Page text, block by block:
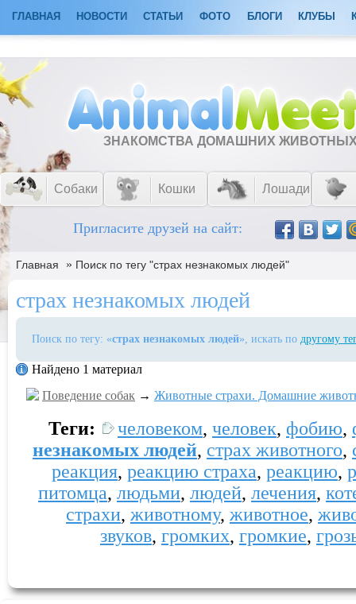
ГЛАВНАЯ НОВОСТИ СТАТЬИ ФОТО БЛОГИ КЛУБЫ
ЗНАКОМСТВА ДОМАШНИХ
Собаки Кошки Лошади
Пригласите друзей на сайт:
Главная » Поиск по тегу "страх незнакомых людей"
страх незнакомых людей
Поиск по тегу: «страх незнакомых людей», искать по другому
Найдено 1 материал
Поведение собак → Животные страхи. Домашние
Теги: человеком, человек, фобию,
незнакомых людей, страх животного,
реакция, реакцию страха, реакцию,
питомца, людьми, людей, лечения,
страхи, животному, животное,
звуков, громких, громкие,